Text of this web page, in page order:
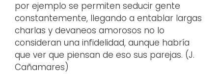
por ejemplo se permiten seducir gente
constantemente, llegando a entablar largas
charlas y devaneos amorosos no lo
consideran una infidelidad, aunque habría
que ver que piensan de eso sus parejas. (J.
Cañamares)